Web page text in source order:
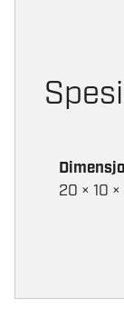
20 × 10